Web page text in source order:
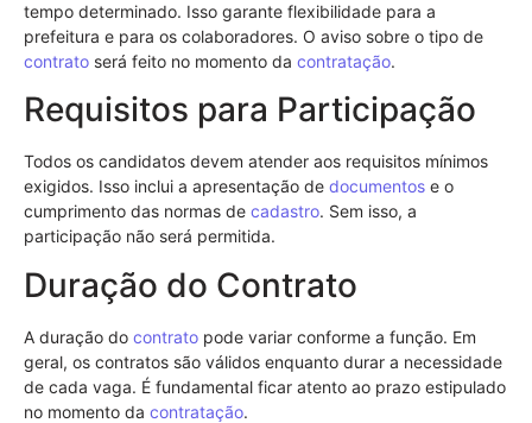
tempo determinado. Isso garante flexibilidade para a
prefeitura e para os colaboradores. O aviso sobre o tipo de
contrato será feito no momento da contratação.
Requisitos para Participação
Todos os candidatos devem atender aos requisitos mínimos
exigidos. Isso inclui a apresentação de documentos e o
cumprimento das normas de cadastro. Sem isso, a
participação não será permitida.
Duração do Contrato
A duração do contrato pode variar conforme a função. Em
geral, os contratos são válidos enquanto durar a necessidade
de cada vaga. É fundamental ficar atento ao prazo estipulado
no momento da contratação.